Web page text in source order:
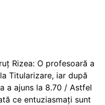
Rizea: O profesoară a
Titularizare, iar după
a ajuns la 8.70 / Astfel
ce entuziasmați sunt